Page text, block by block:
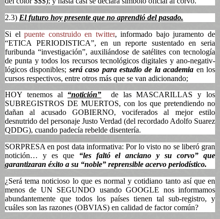
2.3) El futuro hoy presente que no aprendió del pasado.
Si elpuente construido en twitter, informado bajo juramento de
“ETICA PERIODISTICA”, en un reporte sustentado en seria
furibunda “investigación”, auxiliándose de satélites con tecnología
de punta y todos los recursos tecnológicos digitales y ano-negativ-
lógicos disponibles; será caso para estudio de la academia en los
cursos respectivos, entre otros más que se van adicionando;
HOY tenemos al “notición”
de las MASCARILLAS y los
SUBREGISTROS DE MUERTOS, con los que pretendiendo no
dañan al acusado GOBIERNO, vociferados al mejor estilo
desnutrido del personaje Justo Verdad (del recordado Adolfo Suarez
QDDG), cuando padecía rebelde disentería.
SORPRESA en post data informativa: Por lo visto no se liberó gran
notición… y es que “les faltó el anciano y su corvo” que
garantizaran éxito a su “noble” reprensible acervo periodístico.
¿Será tema noticioso lo que es normal y cotidiano tanto así que en
menos de UN SEGUNDO usando GOOGLE nos informamos
abundantemente que todos los países tienen tal sub-registro, y
cuáles son las razones (OBVIAS) en calidad de factor común?